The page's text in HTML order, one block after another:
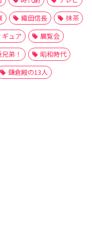
織田信長
抹茶
ギュア
展覧会
弟！
昭和時代
鎌倉殿の13人